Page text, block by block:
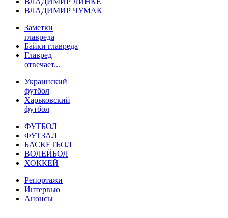
ВЛАДИМИР ЧУМАК
Заметки
главреда
Байки главреда
Главред
отвечает...
Украинский
футбол
Харьковский
футбол
ФУТБОЛ
ФУТЗАЛ
БАСКЕТБОЛ
ВОЛЕЙБОЛ
ХОККЕЙ
Репортажи
Интервью
Анонсы